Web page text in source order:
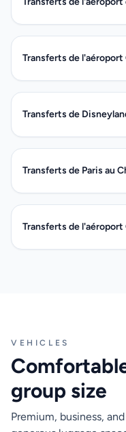
Transferts de l'aéroport
Transferts de
Transferts de Paris au
Transferts de l'aéroport
VEHICLES
group size
Premium, business,